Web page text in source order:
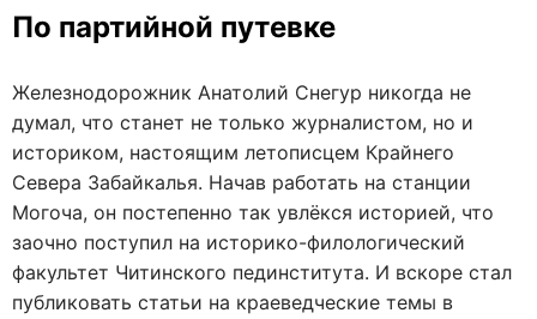
По партийной путевке
Железнодорожник Анатолий Снегур никогда не
думал, что станет не только журналистом, но и
историком, настоящим летописцем Крайнего
Севера Забайкалья. Начав работать на станции
Могоча, он постепенно так увлёкся историей, что
заочно поступил на историко-филологический
факультет Читинского пединститута. И вскоре стал
публиковать статьи на краеведческие темы в